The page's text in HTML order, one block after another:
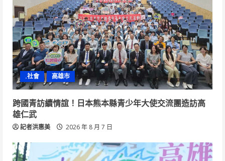
.社會 高雄市
跨國青訪續情誼！日本熊本縣青少年大使交流團造訪高
雄仁武
記者洪惠美 2026 年 8 月 7 日